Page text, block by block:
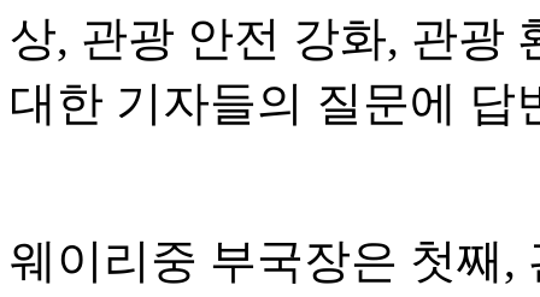
상, 관광 안전 강화, 관광
대한 기자들의 질문에 답
웨이리중 부국장은 첫째,